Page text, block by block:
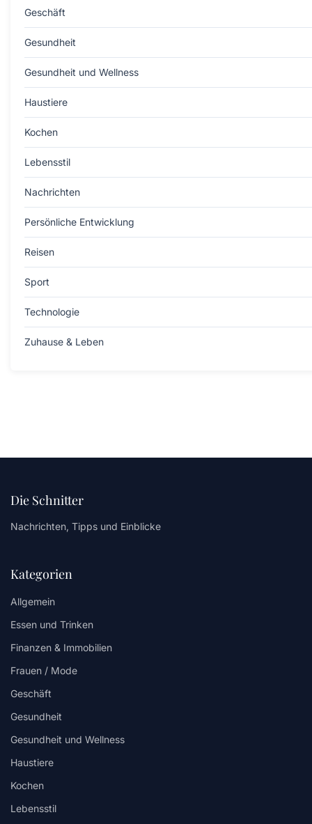
Geschäft
Gesundheit
Gesundheit und Wellness
Haustiere
Kochen
Lebensstil
Nachrichten
Persönliche Entwicklung
Reisen
Sport
Technologie
Zuhause & Leben
Die Schnitter
Nachrichten, Tipps und Einblicke
Kategorien
Allgemein
Essen und Trinken
Finanzen & Immobilien
Frauen / Mode
Geschäft
Gesundheit
Gesundheit und Wellness
Haustiere
Kochen
Lebensstil